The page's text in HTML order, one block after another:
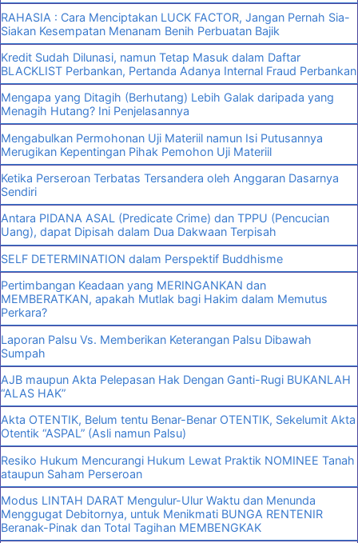
RAHASIA : Cara Menciptakan LUCK FACTOR, Jangan Pernah Sia-
Siakan Kesempatan Menanam Benih Perbuatan Bajik
Kredit Sudah Dilunasi, namun Tetap Masuk dalam Daftar
BLACKLIST Perbankan, Pertanda Adanya Internal Fraud Perbankan
Mengapa yang Ditagih (Berhutang) Lebih Galak daripada yang
Menagih Hutang? Ini Penjelasannya
Mengabulkan Permohonan Uji Materiil namun Isi Putusannya
Merugikan Kepentingan Pihak Pemohon Uji Materiil
Ketika Perseroan Terbatas Tersandera oleh Anggaran Dasarnya
Sendiri
Antara PIDANA ASAL (Predicate Crime) dan TPPU (Pencucian
Uang), dapat Dipisah dalam Dua Dakwaan Terpisah
SELF DETERMINATION dalam Perspektif Buddhisme
Pertimbangan Keadaan yang MERINGANKAN dan
MEMBERATKAN, apakah Mutlak bagi Hakim dalam Memutus
Perkara?
Laporan Palsu Vs. Memberikan Keterangan Palsu Dibawah
Sumpah
AJB maupun Akta Pelepasan Hak Dengan Ganti-Rugi BUKANLAH
“ALAS HAK”
Akta OTENTIK, Belum tentu Benar-Benar OTENTIK, Sekelumit Akta
Otentik “ASPAL” (Asli namun Palsu)
Resiko Hukum Mencurangi Hukum Lewat Praktik NOMINEE Tanah
ataupun Saham Perseroan
Modus LINTAH DARAT Mengulur-Ulur Waktu dan Menunda
Menggugat Debitornya, untuk Menikmati BUNGA RENTENIR
Beranak-Pinak dan Total Tagihan MEMBENGKAK